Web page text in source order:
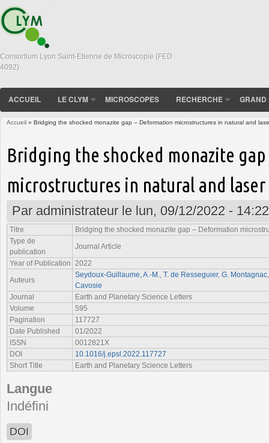
Consortium Lyon Saint-Etienne de Microscopie (FED
4092)
ACCUEIL LE CLYM MICROSCOPES RECHERCHE GRAND
Accueil » Bridging the shocked monazite gap – Deformation microstructures in natural and
Bridging the shocked monazite
microstructures in natural and
Par administrateurle lun, 09/12/2022 - 14:22
Titre
Bridging the shocked monazite gap – Deformation
Type de
publication
Journal Article
Year of Publication
2022
Auteurs
Seydoux-Guillaume, A.-M. T. de Resseguier, G. Montagnac
Cavosie
Journal
Earth and Planetary Science Letters
Volume
595
Pagination
117727
Date Published
01/2022
ISSN
0012821X
DOI
10.1016/j.epsl.2022.117727
Short Title
Earth and Planetary Science Letters
Langue
Indéfini
DOI